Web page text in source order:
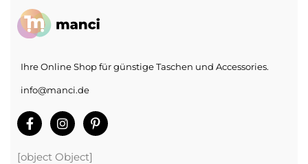
Ihre Online Shop für günstige Taschen und Accessories.
info@manci.de
[object Object]